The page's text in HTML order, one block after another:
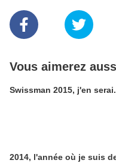
Vous aimerez
Swissman 2015, j'en
2014, l'année où je suis